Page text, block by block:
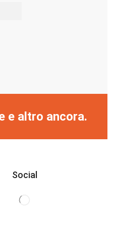
e altro ancora.
Social